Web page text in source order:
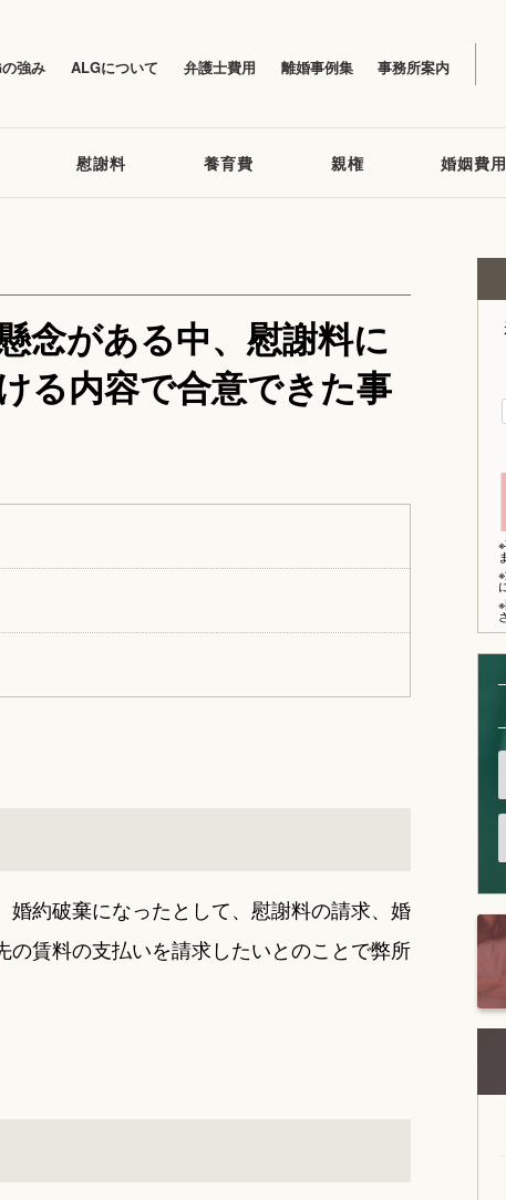
強み ALGについて 弁護士費用 離婚事例集 事務所案内
慰謝料 養育費 親権 婚姻費用
念がある中、慰謝料に
る内容で合意できた事
約破棄になったとして、慰謝料の請求、婚
賃料の支払いを請求したいとのことで弊所